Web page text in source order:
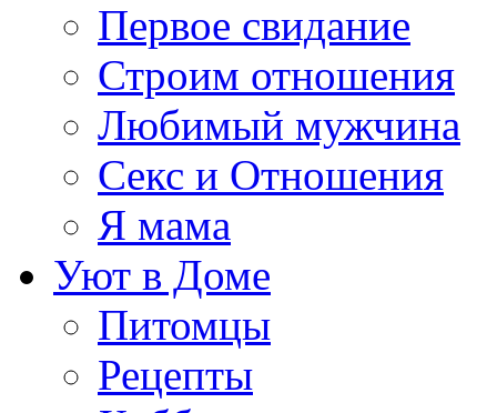
Первое свидание
Строим отношения
Любимый мужчина
Секс и Отношения
Я мама
Уют в Доме
Питомцы
Рецепты